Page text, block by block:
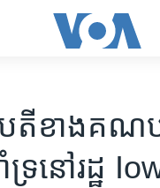
បតី​​ខាង​គណ
រ​នៅ​រដ្ឋ​